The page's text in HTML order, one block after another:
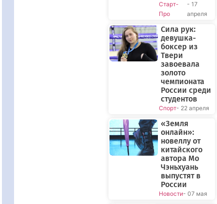
Старт-
Про
- 17
апреля
Сила рук:
девушка-
боксер из
Твери
завоевала
золото
чемпионата
России среди
студентов
Спорт- 22 апреля
«Земля
онлайн»:
новеллу от
китайского
автора Мо
Чэньхуань
выпустят в
России
Новости- 07 мая